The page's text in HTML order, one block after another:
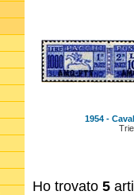
1954 -
Ho trovato 5